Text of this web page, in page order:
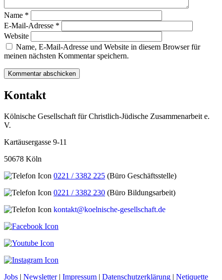
Name *
E-Mail-Adresse *
Website
Name, E-Mail-Adresse und Website in diesem Browser für
meinen nächsten Kommentar speichern.
Kontakt
Kölnische Gesellschaft für Christlich-Jüdische Zusammenarbeit e.
V.
Kartäusergasse 9-11
50678 Köln
0221 / 3382 225 (Büro Geschäftsstelle)
0221 / 3382 230 (Büro Bildungsarbeit)
kontakt@koelnische-gesellschaft.de
Jobs | Newsletter| Impressum | Datenschutzerklärung | Netiquette